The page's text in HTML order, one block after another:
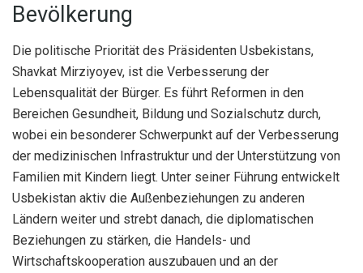
Bevölkerung
Die politische Priorität des Präsidenten Usbekistans,
Shavkat Mirziyoyev, ist die Verbesserung der
Lebensqualität der Bürger. Es führt Reformen in den
Bereichen Gesundheit, Bildung und Sozialschutz durch,
wobei ein besonderer Schwerpunkt auf der Verbesserung
der medizinischen Infrastruktur und der Unterstützung von
Familien mit Kindern liegt. Unter seiner Führung entwickelt
Usbekistan aktiv die Außenbeziehungen zu anderen
Ländern weiter und strebt danach, die diplomatischen
Beziehungen zu stärken, die Handels- und
Wirtschaftskooperation auszubauen und an der